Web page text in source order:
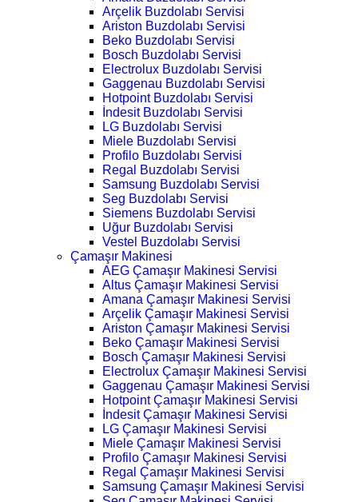
Arçelik Buzdolabı Servisi
Ariston Buzdolabı Servisi
Beko Buzdolabı Servisi
Bosch Buzdolabı Servisi
Electrolux Buzdolabı Servisi
Gaggenau Buzdolabı Servisi
Hotpoint Buzdolabı Servisi
İndesit Buzdolabı Servisi
LG Buzdolabı Servisi
Miele Buzdolabı Servisi
Profilo Buzdolabı Servisi
Regal Buzdolabı Servisi
Samsung Buzdolabı Servisi
Seg Buzdolabı Servisi
Siemens Buzdolabı Servisi
Uğur Buzdolabı Servisi
Vestel Buzdolabı Servisi
Çamaşır Makinesi
AEG Çamaşır Makinesi Servisi
Altus Çamaşır Makinesi Servisi
Amana Çamaşır Makinesi Servisi
Arçelik Çamaşır Makinesi Servisi
Ariston Çamaşır Makinesi Servisi
Beko Çamaşır Makinesi Servisi
Bosch Çamaşır Makinesi Servisi
Electrolux Çamaşır Makinesi Servisi
Gaggenau Çamaşır Makinesi Servisi
Hotpoint Çamaşır Makinesi Servisi
İndesit Çamaşır Makinesi Servisi
LG Çamaşır Makinesi Servisi
Miele Çamaşır Makinesi Servisi
Profilo Çamaşır Makinesi Servisi
Regal Çamaşır Makinesi Servisi
Samsung Çamaşır Makinesi Servisi